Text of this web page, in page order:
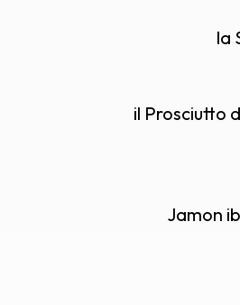
la
il Prosciutto
Jamon